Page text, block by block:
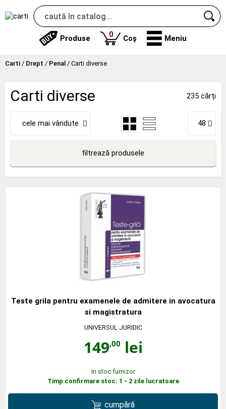
Produse 0produse
Coș Meniu
Carti / Drept / Penal / Carti diverse
Carti diverse 235 cărți
cele mai vândute 48
filtrează produsele
Teste grila pentru examenele de admitere in avocatura
si magistratura
UNIVERSUL JURIDIC
149,00 lei
In stoc furnizor
Timp confirmare stoc: 1 - 2 zile lucratoare
cumpără